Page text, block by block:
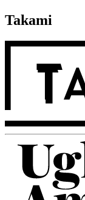
Takami